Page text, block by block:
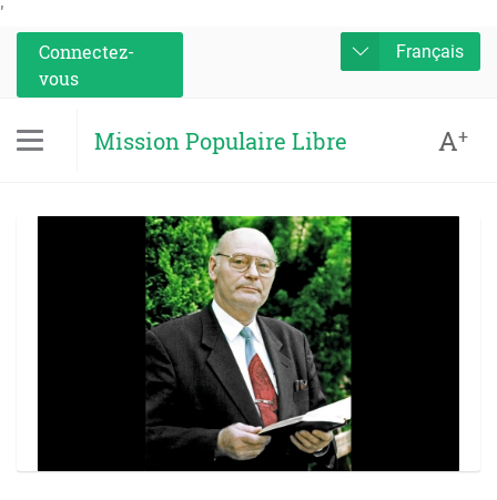
'
Connectez-
vous
Français
Mission Populaire Libre A+